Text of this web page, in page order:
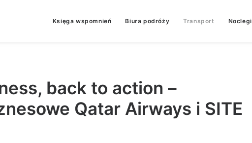
Księga wspomnień Biura podróży Transport Noclegi
back to action –
Qatar Airways i SITE